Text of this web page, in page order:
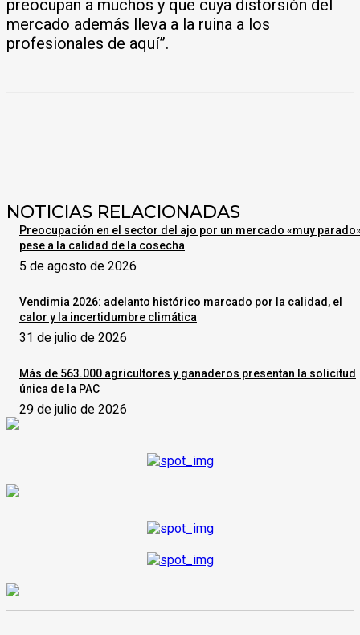
preocupan a muchos y que cuya distorsión del
mercado además lleva a la ruina a los
profesionales de aquí”.
NOTICIAS RELACIONADAS
Preocupación en el sector del ajo por un mercado «muy
pese a la calidad de la cosecha
5 de agosto de 2026
Vendimia 2026: adelanto histórico marcado por la calidad, el
calor y la incertidumbre climática
31 de julio de 2026
Más de 563.000 agricultores y ganaderos presentan la solicitud
única de la PAC
29 de julio de 2026